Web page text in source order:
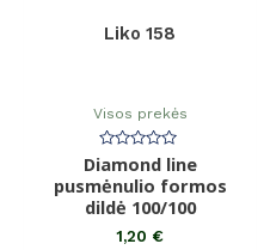
Liko 158
Visos prekės
Įvertinimas:
0
iš
5
Diamond line
pusmėnulio formos
dildė 100/100
1,20 €